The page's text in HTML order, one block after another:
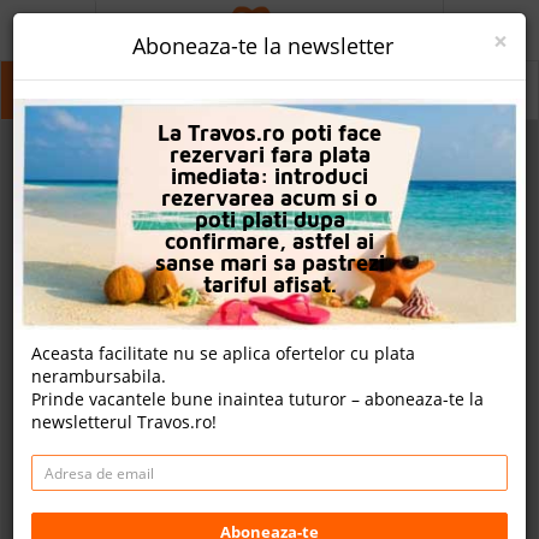
Mugla Mugla Mugla
PROMO
CAUTA REZERVARE
OFERTA PERSONALIZATA
DESPRE NOI
LOGIN
CAZARE
CHARTER AVION
CAZARE + AUTOCAR
CONTACT
×
Aboneaza-te la newsletter
La Travos.ro poti face
rezervari fara plata
imediata: introduci
rezervarea acum si o
poti plati dupa
confirmare, astfel ai
sanse mari sa pastrezi
tariful afisat.
Aceasta facilitate nu se aplica ofertelor cu plata
nerambursabila.
Prinde vacantele bune inaintea tuturor – aboneaza-te la
newsletterul Travos.ro!
Aboneaza-te